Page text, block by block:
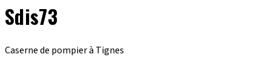
Sdis73
Caserne de pompier à Tignes